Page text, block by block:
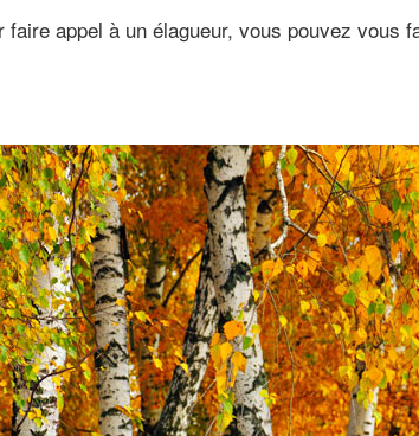
appel à un élagueur, vous pouvez vous